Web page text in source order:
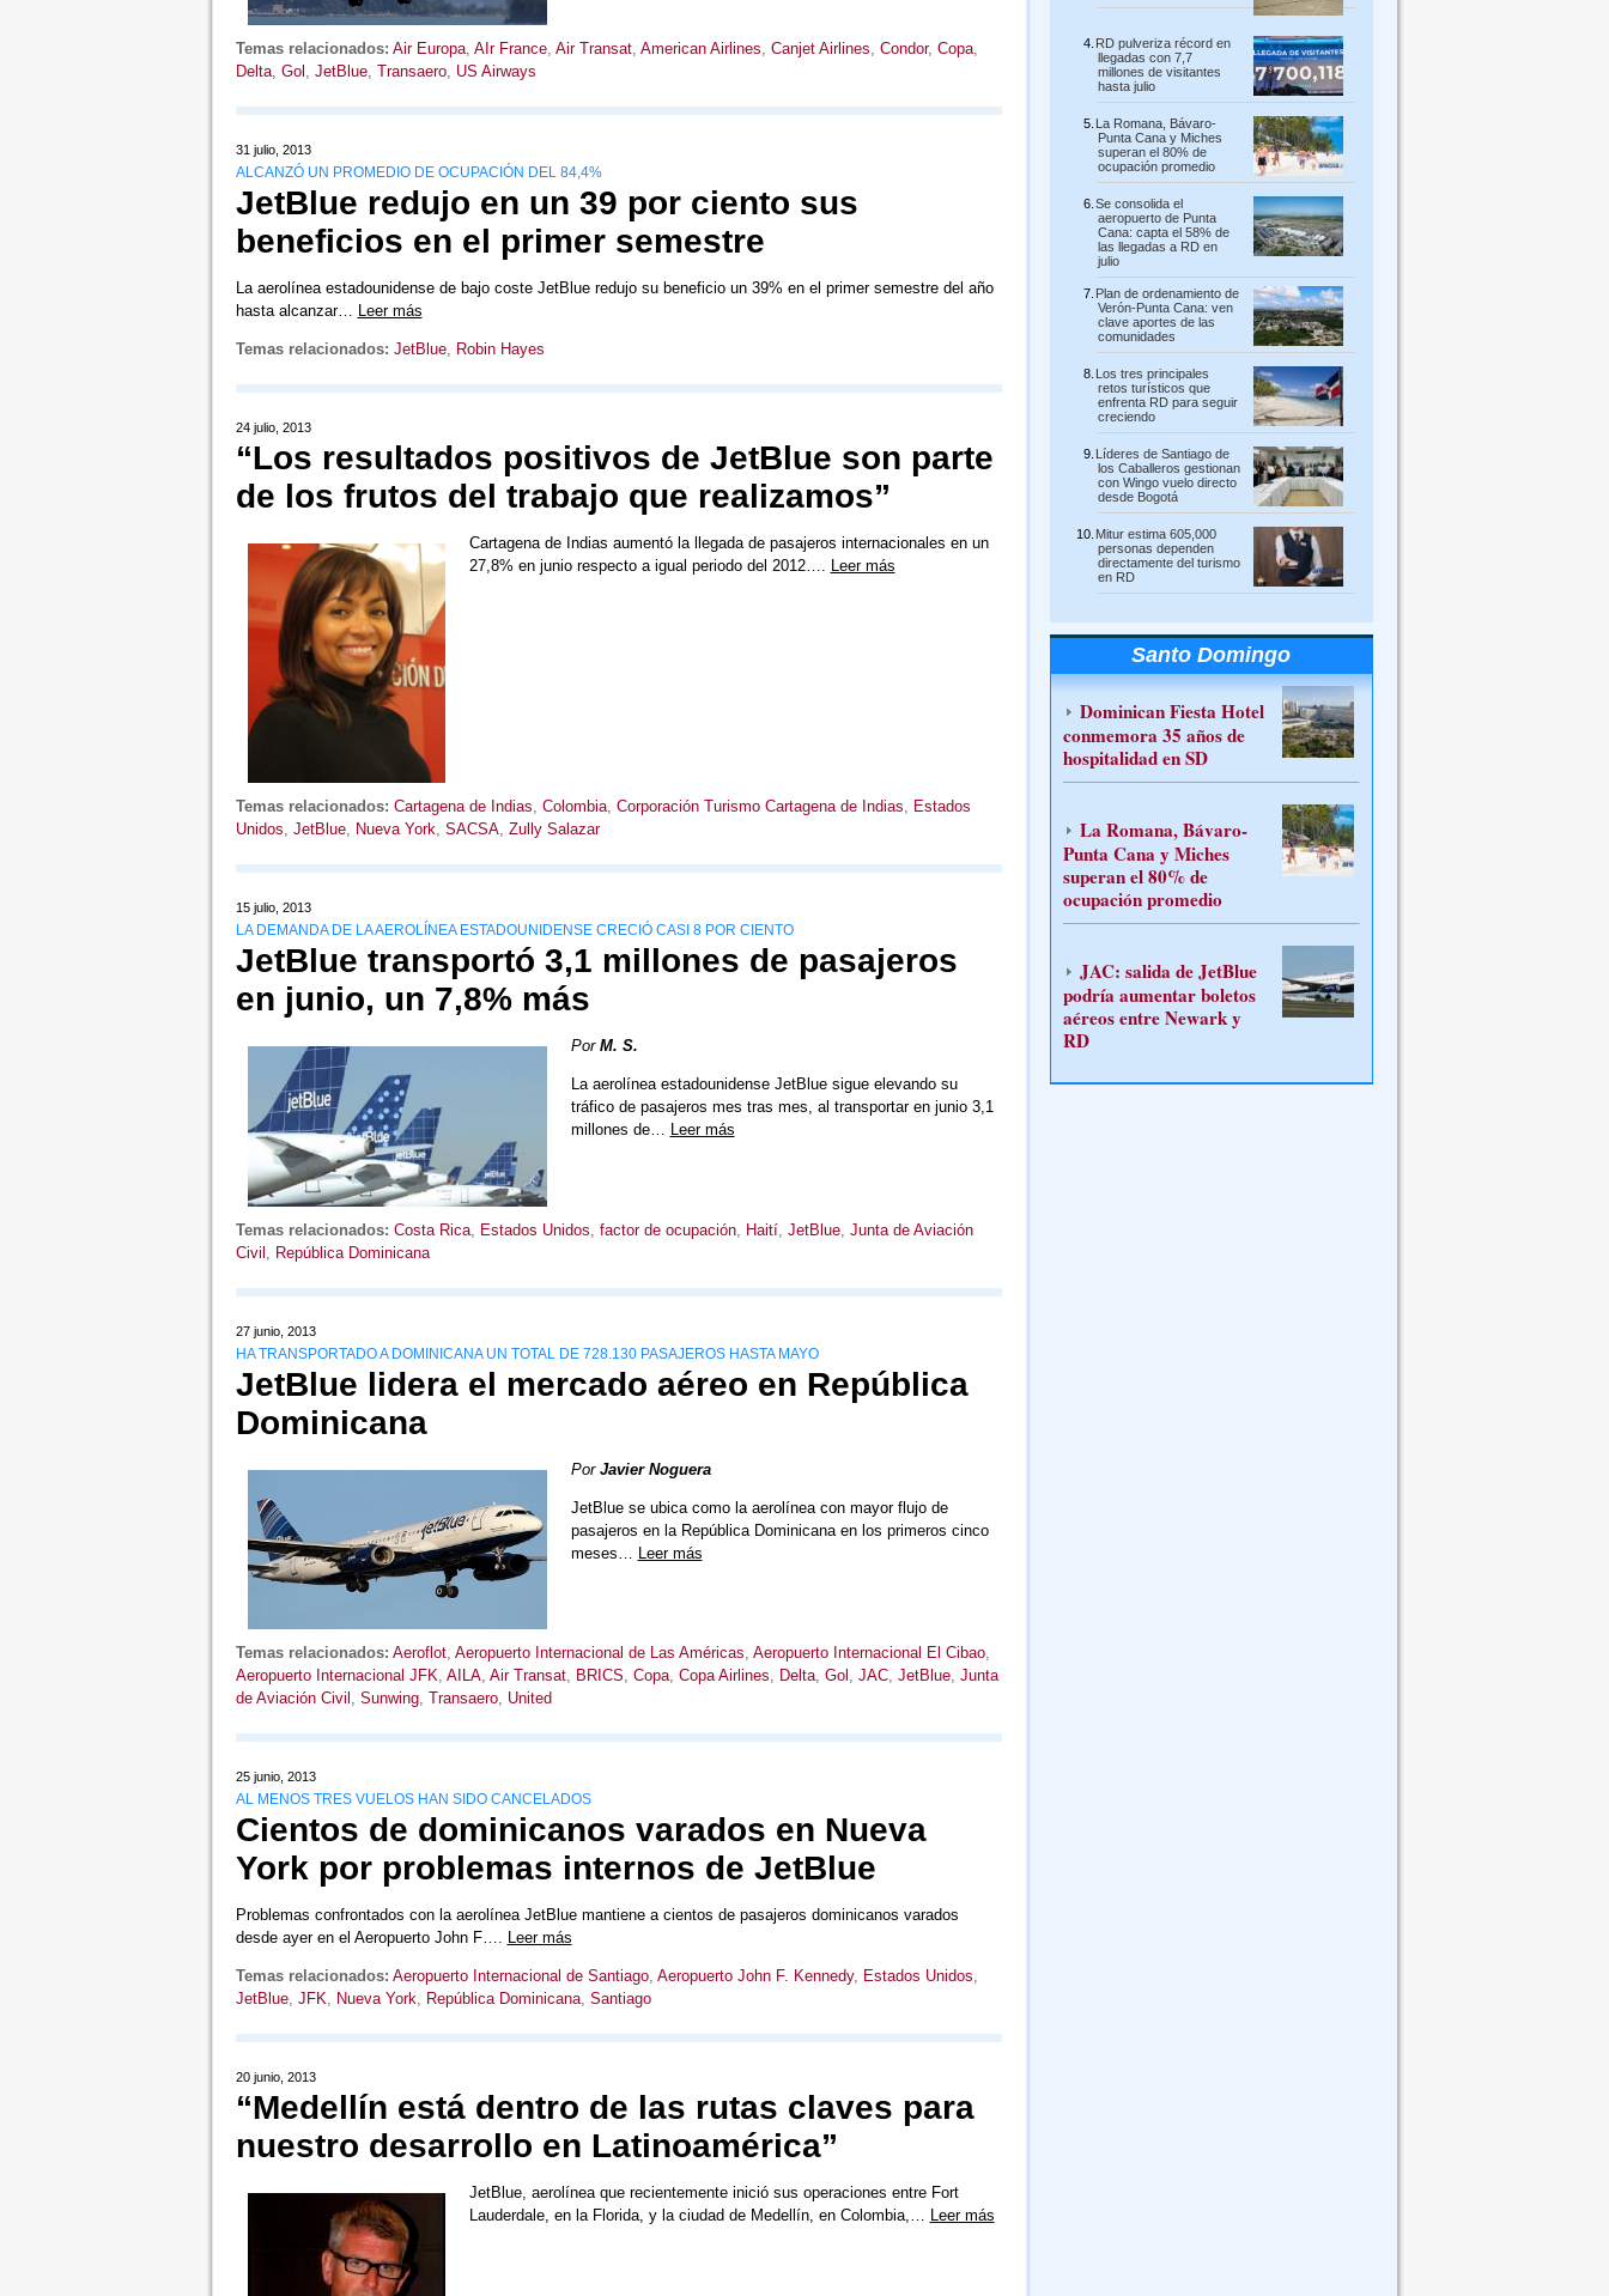
Temas relacionados: Air Europa, AIr France, Air Transat, American Airlines, Canjet Airlines, Condor, Copa,
Delta, Gol , JetBlue, Transaero, US Airways
31 julio, 2013
ALCANZÓ UN PROMEDIO DE OCUPACIÓN DEL 84,4%
JetBlue redujo en un 39 por ciento sus
beneficios en el primer semestre
La aerolínea estadounidense de bajo coste JetBlue redujo su beneficio un 39% en el primer semestre del año
hasta alcanzar… Leer más
Temas relacionados: JetBlue, Robin Hayes
24 julio, 2013
“Los resultados positivos de JetBlue son parte
de los frutos del trabajo que realizamos”
Cartagena de Indias aumentó la llegada de pasajeros internacionales en un
27,8% en junio respecto a igual periodo del 2012…. Leer más
Temas relacionados: Cartagena de Indias, Colombia, Corporación Turismo Cartagena de Indias, Estados
Unidos, JetBlue, Nueva York, SACSA, Zully Salazar
15 julio, 2013
LA DEMANDA DE LA AEROLÍNEA ESTADOUNIDENSE CRECIÓ CASI 8 POR CIENTO
JetBlue transportó 3,1 millones de pasajeros
en junio, un 7,8% más
Por M. S.
La aerolínea estadounidense JetBlue sigue elevando su
tráfico de pasajeros mes tras mes, al transportar en junio 3,1
millones de… Leer más
Temas relacionados: Costa Rica, Estados Unidos factor de ocupación, Haití, JetBlue, Junta de Aviación
Civil
República Dominicana
27 junio, 2013
HA TRANSPORTADO A DOMINICANA UN TOTAL DE 728.130 PASAJEROS HASTA MAYO
JetBlue lidera el mercado aéreo en República
Dominicana
Por Javier Noguera
JetBlue se ubica como la aerolínea con mayor flujo de
pasajeros en la República Dominicana en los primeros cinco
meses… Leer más
Temas relacionados: Aeroflot, Aeropuerto Internacional de Las Américas Aeropuerto Internacional El Cibao,
Aeropuerto Internacional JFK AILA, Air Transat, BRICS Copa, Copa Airlines Delta, Gol JAC, JetBlue, Junta
de Aviación Civil
Sunwing, Transaero, United
25 junio, 2013
AL MENOS TRES VUELOS HAN SIDO CANCELADOS
Cientos de dominicanos varados en Nueva
York por problemas internos de JetBlue
Problemas confrontados con la aerolínea JetBlue mantiene a cientos de pasajeros dominicanos varados
desde ayer en el Aeropuerto John F….
Leer más
Temas relacionados: Aeropuerto Internacional de Santiago, Aeropuerto John F. Kennedy, Estados Unidos
JetBlue, JFK Nueva York República Dominicana, Santiago
20 junio, 2013
“Medellín está dentro de las rutas claves para
nuestro desarrollo en Latinoamérica”
JetBlue, aerolínea que recientemente inició sus operaciones entre Fort
Lauderdale, en la Florida, y la ciudad de Medellín, en Colombia,…
Leer más
RD pulveriza récord en
llegadas con 7,7
millones de visitantes
hasta julio
La Romana, Bávaro-
Punta Cana y Miches
superan el 80% de
ocupación promedio
Se consolida el
aeropuerto de Punta
Cana: capta el 58% de
las llegadas a RD en
julio
Plan de ordenamiento de
Verón-Punta Cana: ven
clave aportes de las
comunidades
Los tres principales
retos turísticos que
enfrenta RD para seguir
creciendo
Líderes de Santiago de
los Caballeros gestionan
con Wingo vuelo directo
desde Bogotá
Mitur estima 605,000
personas dependen
directamente del turismo
en RD
Santo Domingo
Dominican Fiesta Hotel
conmemora 35 años de
hospitalidad en SD
La Romana, Bávaro-
Punta Cana y Miches
superan el 80% de
ocupación promedio
JAC: salida de JetBlue
podría aumentar boletos
aéreos entre Newark y
RD